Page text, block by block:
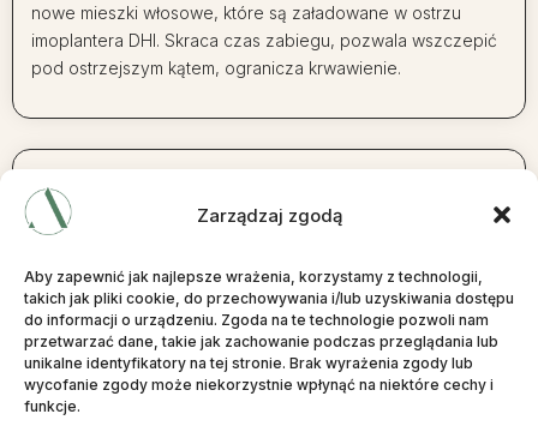
Zarządzaj zgodą
Aby zapewnić jak najlepsze wrażenia, korzystamy z technologii,
takich jak pliki cookie, do przechowywania i/lub uzyskiwania dostępu
do informacji o urządzeniu. Zgoda na te technologie pozwoli nam
przetwarzać dane, takie jak zachowanie podczas przeglądania lub
unikalne identyfikatory na tej stronie. Brak wyrażenia zgody lub
wycofanie zgody może niekorzystnie wpłynąć na niektóre cechy i
funkcje.
nowe mieszki włosowe, które są załadowane w ostrzu
imoplantera DHI. Skraca czas zabiegu, pozwala wszczepić
pod ostrzejszym kątem, ogranicza krwawienie.
DHT- Direct Hair Transplantation
Istnieją metody mieszane, które łączą ze sobą implanter DHI
z manualną implantacją używając pęsety. Otwierając kanały
ostrze zostaje w skórze głowy, pęsetą wspomagamy
osadzenie mieszków na odpowiedniej głębokości.